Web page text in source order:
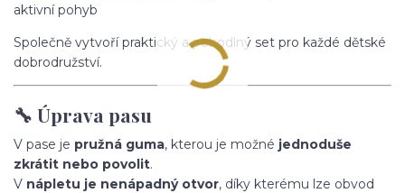
aktivní pohyb
Společně vytvoří praktický a pohodlný set pro každé dětské
dobrodružství.
🔧 Úprava pasu
V pase je pružná guma, kterou je možné jednoduše
zkrátit nebo povolit.
V nápletu je nenápadný otvor, díky kterému lze obvod